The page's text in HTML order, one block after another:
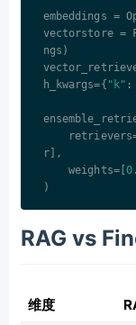
embeddings =
vectorstore =
ngs)
h_kwargs={ "k"
r],
    weights=[
RAG vs
维度